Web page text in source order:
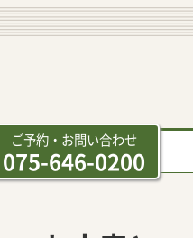
ご予約・お問い合わせ
075-646-0200